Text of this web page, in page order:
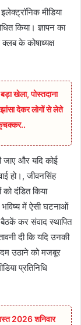
मीडिया
किया। ज्ञापन का
के कोषाध्यक्ष
खेला, पोस्तदाना
देकर लोगों से लेते
जाए और यदि कोई
हो।, जीवनसिंह
दंडित किया
भविष्य में ऐसी घटनाओं
कर संवाद स्थापित
दी कि यदि उनकी
उठाने को मजबूर
प्रतिनिधि
2026 शनिवार